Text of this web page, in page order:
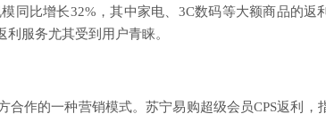
同比增长32%，其中家电、3C数码等大额商品的返
服务尤其受到用户青睐。
合作的一种营销模式。苏宁易购超级会员CPS返利，